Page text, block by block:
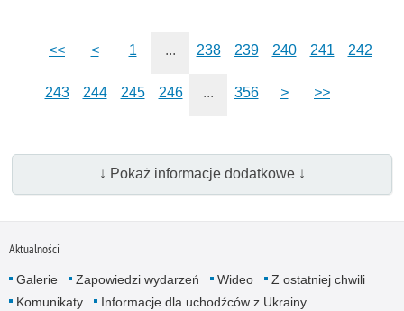
<< < 1 ... 238 239 240 241 242
243 244 245 246 ... 356 > >>
↓ Pokaż informacje dodatkowe ↓
Aktualności
Galerie Zapowiedzi wydarzeń Wideo
Z ostatniej chwili
Komunikaty
Informacje dla uchodźców z Ukrainy